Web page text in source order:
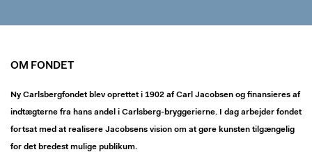
OM FONDET
Ny Carlsbergfondet blev oprettet i 1902 af Carl Jacobsen og finansieres af
indtægterne fra hans andel i Carlsberg-bryggerierne. I dag arbejder fondet
fortsat med at realisere Jacobsens vision om at gøre kunsten tilgængelig
for det bredest mulige publikum.